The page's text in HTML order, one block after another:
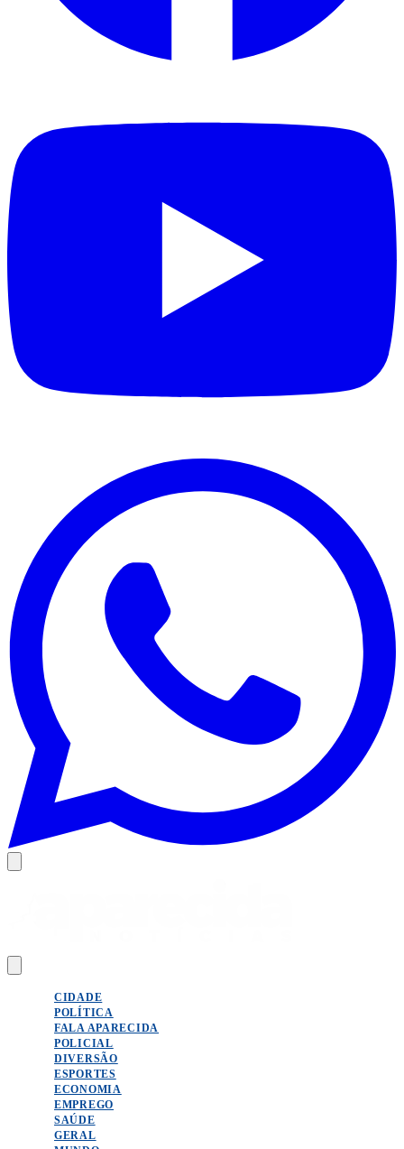
CIDADE
POLÍTICA
FALA APARECIDA
POLICIAL
DIVERSÃO
ESPORTES
ECONOMIA
EMPREGO
SAÚDE
GERAL